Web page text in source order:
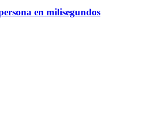
en milisegundos